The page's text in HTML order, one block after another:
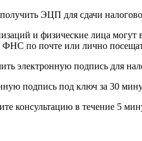
ЭЦП для сдачи
и физические лица
ФНС по почте или лично
электронную подпись для
подпись под ключ за 30
консультацию в течение 5